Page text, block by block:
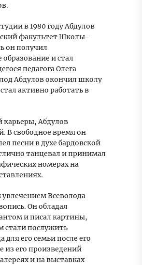
в 1980 году Абдулов
факультет Школы-
он получил
и стал
педагога Олега
Абдулов окончил школу
активно работать в
Абдулов
В свободное время он
песни в духе бардовской
танцевал и принимал
номерах на
Всеволода
Он обладал
и писал картины,
стали послужить
для его семьи после его
из его произведений
и на выставках